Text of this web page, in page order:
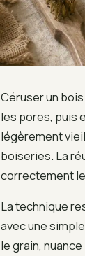
Céruser un
les pores, puis
légèrement
boiseries. La
correctement
La technique
avec une
le grain,